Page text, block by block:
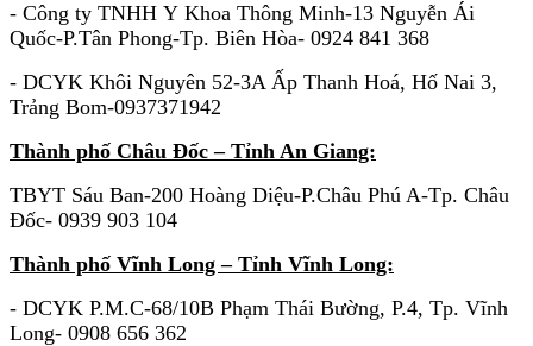
- Công ty TNHH Y Khoa Thông Minh-13 Nguyễn Ái
Quốc-P.Tân Phong-Tp. Biên Hòa- 0924 841 368
- DCYK Khôi Nguyên 52-3A Ấp Thanh Hoá, Hố Nai 3,
Trảng Bom-0937371942
Thành phố Châu Đốc – Tỉnh An Giang:
TBYT Sáu Ban-200 Hoàng Diệu-P.Châu Phú A-Tp. Châu
Đốc- 0939 903 104
Thành phố Vĩnh Long – Tỉnh Vĩnh Long:
- DCYK P.M.C-68/10B Phạm Thái Bường, P.4, Tp. Vĩnh
Long- 0908 656 362